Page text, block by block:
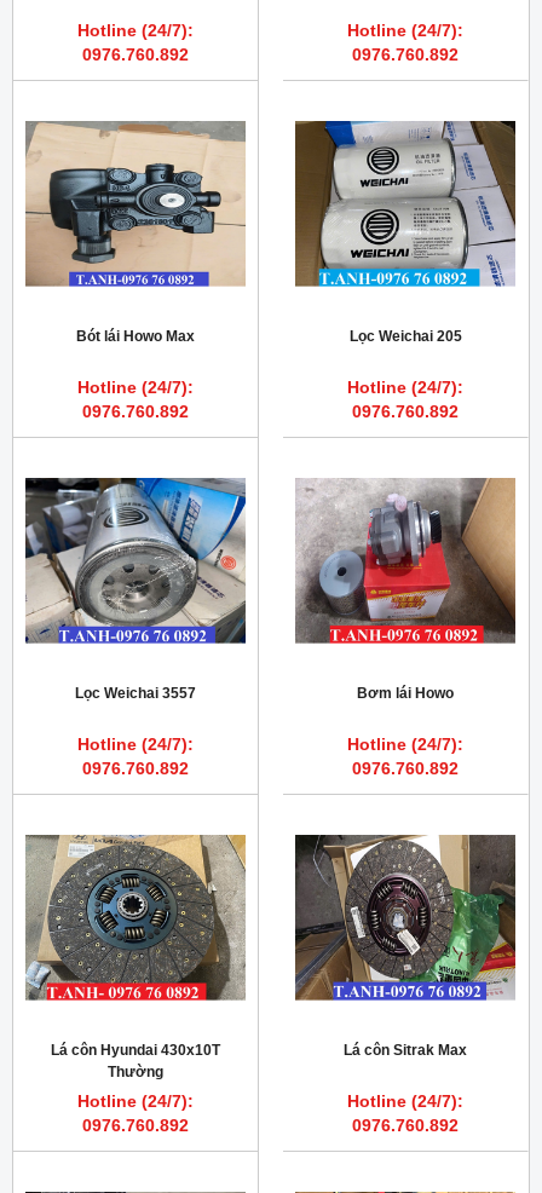
Hotline (24/7):
0976.760.892
Hotline (24/7):
0976.760.892
Bót lái Howo Max
Hotline (24/7):
0976.760.892
Lọc Weichai 205
Hotline (24/7):
0976.760.892
Lọc Weichai 3557
Hotline (24/7):
0976.760.892
Bơm lái Howo
Hotline (24/7):
0976.760.892
Lá côn Hyundai 430x10T
Thường
Hotline (24/7):
0976.760.892
Lá côn Sitrak Max
Hotline (24/7):
0976.760.892